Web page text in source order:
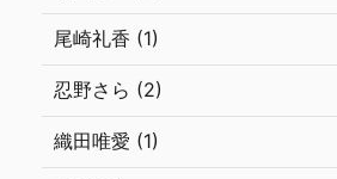
尾崎礼香 (1)
忍野さら (2)
織田唯愛 (1)